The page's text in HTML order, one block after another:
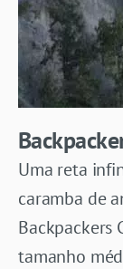
Uma reta
caramba de
Backpackers
tamanho